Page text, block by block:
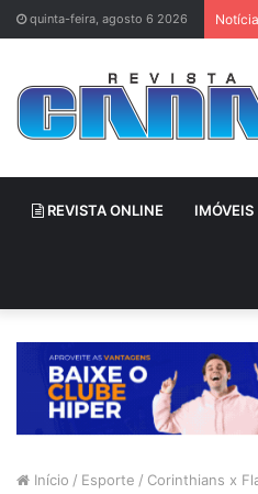
quinta-feira, agosto 6 2026
REVISTA ONLINE IMÓVEIS
Início / Esporte / Corinthians x